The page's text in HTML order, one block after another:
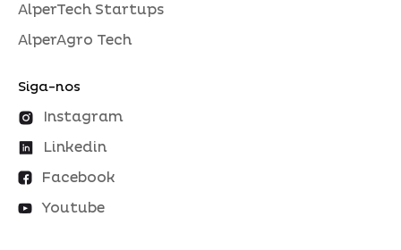
AlperTech Startups
AlperAgro Tech
Siga-nos
Instagram
Linkedin
Facebook
Youtube